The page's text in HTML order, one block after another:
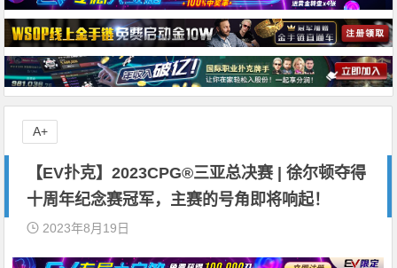
【EV扑克】2023CPG®三亚总决赛 | 徐尔顿夺得
十周年纪念赛冠军，主赛的号角即将响起！
2023年8月19日
A+